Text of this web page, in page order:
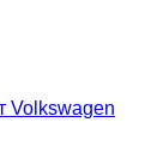
Volkswagen